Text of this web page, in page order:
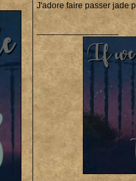
J'adore faire passer jade
_________________